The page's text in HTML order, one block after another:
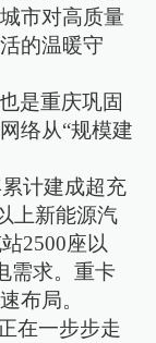
市对高质量
的温暖守
是重庆巩固
络从“规模建
计建成超充
上新能源汽
2500座以
需求。重卡
布局。
在一步步走